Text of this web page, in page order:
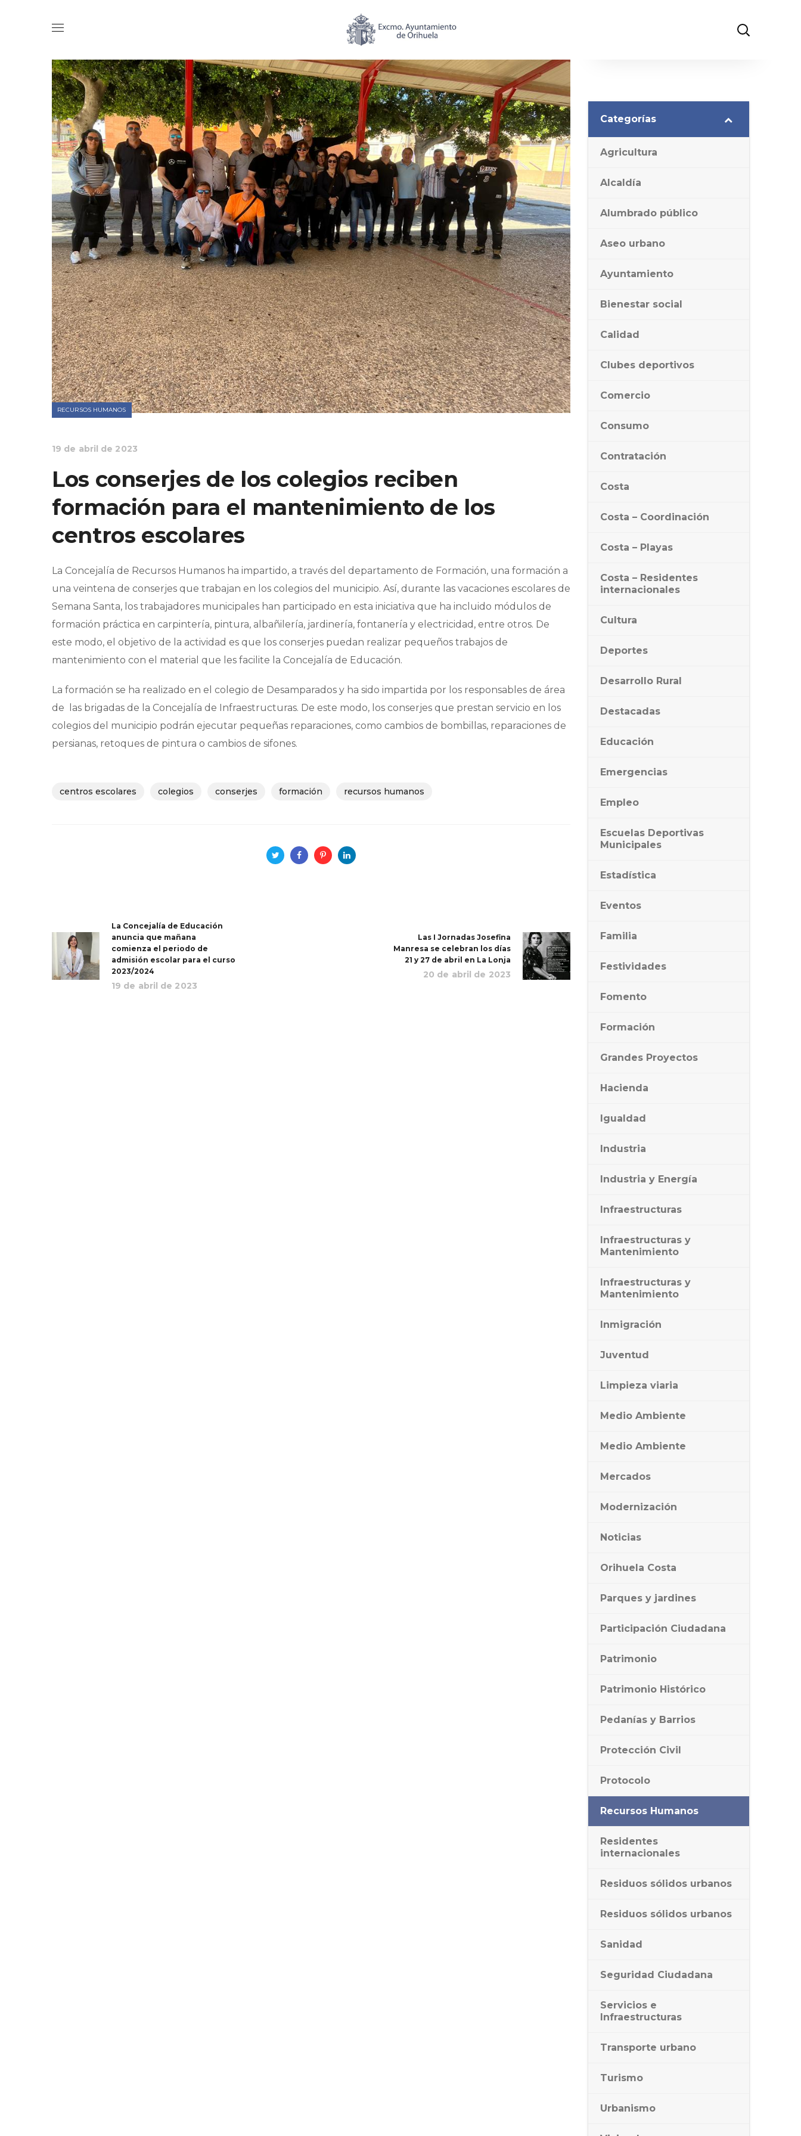
RECURSOS HUMANOS
19 de abril de 2023
Los conserjes de los colegios reciben
formación para el mantenimiento de los
centros escolares
La Concejalía de Recursos Humanos ha impartido, a través del departamento de Formación, una formación a
una veintena de conserjes que trabajan en los colegios del municipio. Así, durante las vacaciones escolares de
Semana Santa, los trabajadores municipales han participado en esta iniciativa que ha incluido módulos de
formación práctica en carpintería, pintura, albañilería, jardinería, fontanería y electricidad, entre otros. De
este modo, el objetivo de la actividad es que los conserjes puedan realizar pequeños trabajos de
mantenimiento con el material que les facilite la Concejalía de Educación.
La formación se ha realizado en el colegio de Desamparados y ha sido impartida por los responsables de área
de las brigadas de la Concejalía de Infraestructuras. De este modo, los conserjes que prestan servicio en los
colegios del municipio podrán ejecutar pequeñas reparaciones, como cambios de bombillas, reparaciones de
persianas, retoques de pintura o cambios de sifones.
centros escolares colegios conserjes formación recursos humanos
La Concejalía de Educación
anuncia que mañana
comienza el periodo de
admisión escolar para el curso
2023/2024
19 de abril de 2023
Las I Jornadas Josefina
Manresa se celebran los días
21 y 27 de abril en La Lonja
20 de abril de 2023
Categorías
Agricultura
Alcaldía
Alumbrado público
Aseo urbano
Ayuntamiento
Bienestar social
Calidad
Clubes deportivos
Comercio
Consumo
Contratación
Costa
Costa – Coordinación
Costa – Playas
Costa – Residentes
internacionales
Cultura
Deportes
Desarrollo Rural
Destacadas
Educación
Emergencias
Empleo
Escuelas Deportivas
Municipales
Estadística
Eventos
Familia
Festividades
Fomento
Formación
Grandes Proyectos
Hacienda
Igualdad
Industria
Industria y Energía
Infraestructuras
Infraestructuras y
Mantenimiento
Infraestructuras y
Mantenimiento
Inmigración
Juventud
Limpieza viaria
Medio Ambiente
Medio Ambiente
Mercados
Modernización
Noticias
Orihuela Costa
Parques y jardines
Participación Ciudadana
Patrimonio
Patrimonio Histórico
Pedanías y Barrios
Protección Civil
Protocolo
Recursos Humanos
Residentes
internacionales
Residuos sólidos urbanos
Residuos sólidos urbanos
Sanidad
Seguridad Ciudadana
Servicios e
Infraestructuras
Transporte urbano
Turismo
Urbanismo